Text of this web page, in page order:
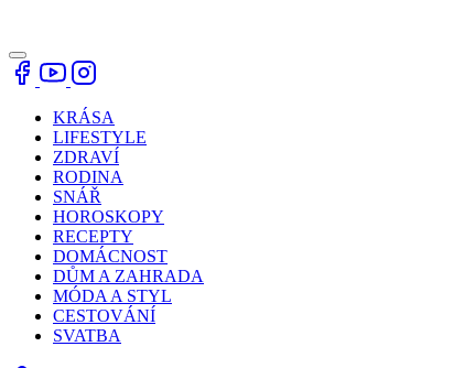
KRÁSA
LIFESTYLE
ZDRAVÍ
RODINA
SNÁŘ
HOROSKOPY
RECEPTY
DOMÁCNOST
DŮM A ZAHRADA
MÓDA A STYL
CESTOVÁNÍ
SVATBA